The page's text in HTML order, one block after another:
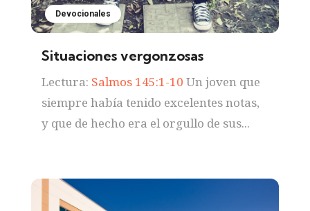
Devocionales
Situaciones vergonzosas
Lectura: Salmos 145:1-10 Un joven que
siempre había tenido excelentes notas,
y que de hecho era el orgullo de sus...